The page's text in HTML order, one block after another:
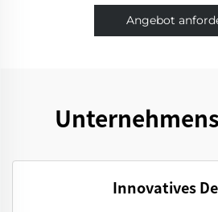
Angebot
Innovatives